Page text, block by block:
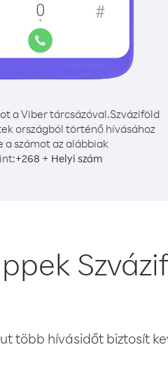
a Viber tárcsázóval.Szváziföld
országból történő hívásához
a számot az alábbiak
+268 + Helyi szám
több hívásidőt biztosít